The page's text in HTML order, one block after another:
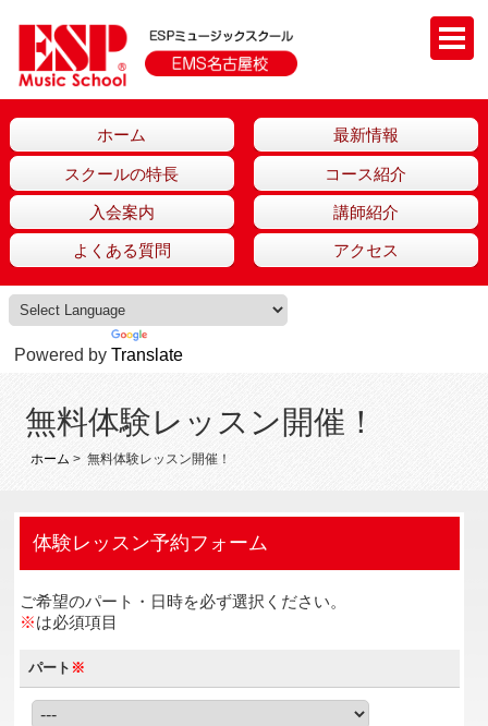
ホーム 最新情報
スクールの特長 コース紹介
入会案内 講師紹介
よくある質問 アクセス
Powered by Translate
無料体験レッスン開催！
ホーム > 無料体験レッスン開催！
体験レッスン予約フォーム
ご希望のパート・日時を必ず選択ください。
※は必須項目
パート ※